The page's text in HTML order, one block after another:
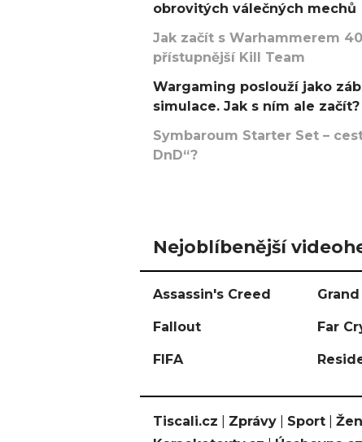
obrovitých válečných mechů
Jak začít s Warhammerem
přístupnější Kill Team
Wargaming poslouží jako
simulace. Jak s ním ale začít?
Symbaroum Starter Set –
DnD“?
Nejoblíbenější
Assassin's Creed
Fallout Far
FIFA
Tiscali.cz Zprávy Sport